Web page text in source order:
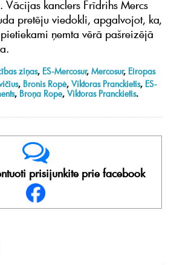
Vācijas kanclers Frīdrihs Mercs
pretēju viedokli, apgalvojot, ka,
ņemta vērā pašreizējā
ziņas, ES-Mercosur, Mercosur, Eiropas
, Bronis Ropė, Viktoras Pranckietis, ES-
, Broņa Rope, Viktoras Pranckietis.
prisijunkite prie facebook